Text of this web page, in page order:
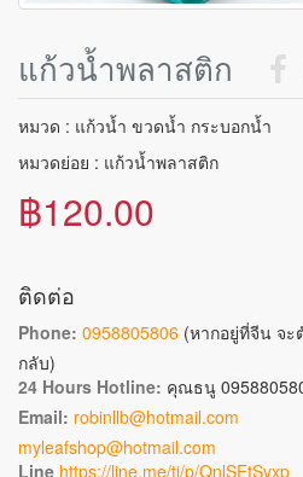
แก้วน้ำพลาสติก
หมวด : แก้วน้ำ ขวดน้ำ กระบอกน้ำ
หมวดย่อย : แก้วน้ำพลาสติก
฿120.00
ติดต่อ
Phone: 0958805806 (หากอยู่ที่จีน จะ
กลับ)
24 Hours Hotline: คุณธนู
Email: robinllb@hotmail.com
myleafshop@hotmail.com
Line https://line.me/ti/p/QnlSEtSvxp